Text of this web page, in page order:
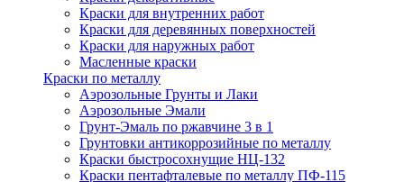
Краски для внутренних работ
Краски для деревянных поверхностей
Краски для наружных работ
Масленные краски
Краски по металлу
Аэрозольные Грунты и Лаки
Аэрозольные Эмали
Грунт-Эмаль по ржавчине 3 в 1
Грунтовки антикоррозийные по металлу
Краски быстросохнущие НЦ-132
Краски пентафталевые по металлу ПФ-115